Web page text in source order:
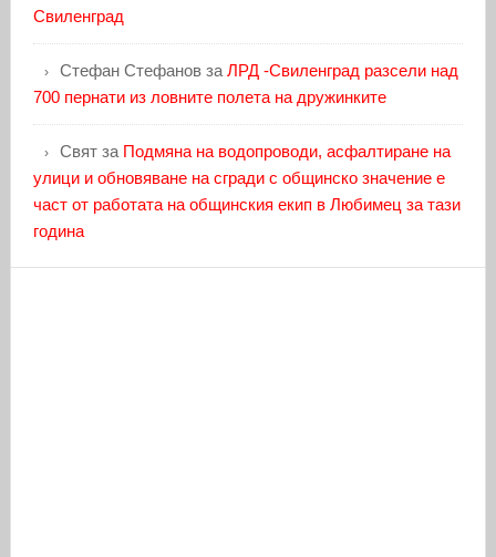
Свиленград
Стефан Стефановза ЛРД -Свиленград разсели над
700 пернати из ловните полета на дружинките
Святза Подмяна на водопроводи, асфалтиране на
улици и обновяване на сгради с общинско значение е
част от работата на общинския екип в Любимец за тази
година